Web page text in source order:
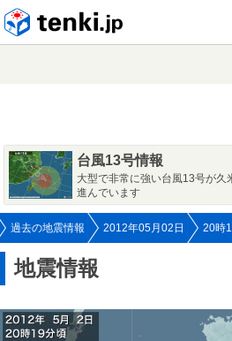
台風13号情報
大型で非常に強い台風13号が
進んでいます
過去の地震情報 2012年05月02日 20時
地震情報